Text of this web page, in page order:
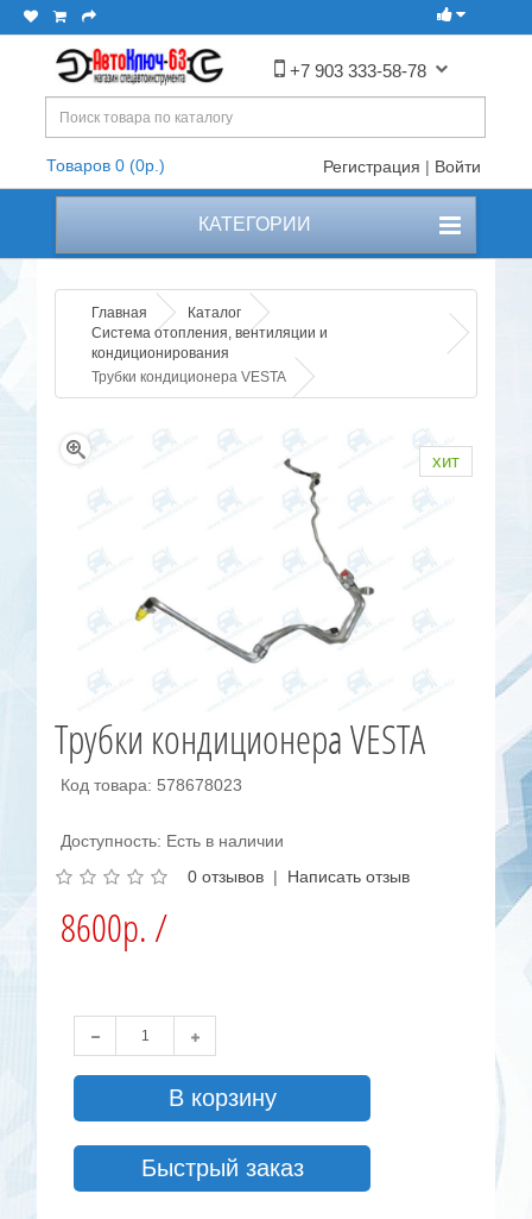
+7 903 333-58-78
Товаров 0 (0р.) Регистрация | Войти
КАТЕГОРИИ
Главная
Каталог
Система отопления, вентиляции и
кондиционирования
Трубки кондиционера VESTA
хит
Трубки кондиционера VESTA
Код товара: 578678023
Доступность: Есть в наличии
0 отзывов | Написать отзыв
8600р. /
В корзину
Быстрый заказ